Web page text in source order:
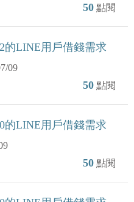
50 點閱
的LINE用戶借錢需求
09
50 點閱
的LINE用戶借錢需求
50 點閱